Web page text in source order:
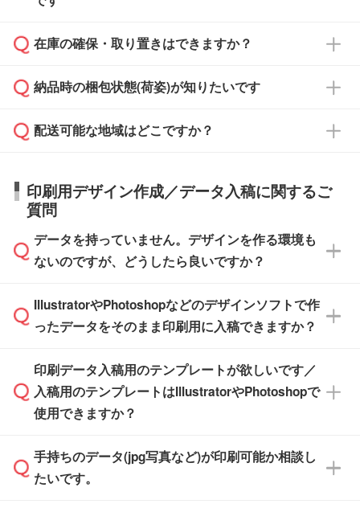
校や幼稚園・保育園であれば、同様の条件でご
ご希望の際は担当スタッフまでお気軽にご相談
ください。
たは注文フォームの『ご注文に関する備考欄』
ご入金、イメージ画像の校了から約2週間～2
ご入金確認後、1～2営業日で出荷いたしま
タッフまでお問い合わせください。
ル」に注文予定日をご入力いただくと、おおよ
その締切日や出荷目安をご確認いただけます。
品が決まりましたらお早めのご発注をお願いい
たします。
※土日祝日を除く営業日換算です。
※沖縄・離島は追加日数がかかります。
ご希望の納期がある場合は、お問い合わせ・お
い。
応が可能かご案内いたします。
す。>>対象商品はこちら
※最短出荷日は商品によって異なります。各商
品ページにてご確認ください
在庫の確保・取り置きはできますか？
ご入金確認後に在庫を確保し、注文確定のご連
はできかねますので予めご了承ください。
納品時の梱包状態(荷姿)が知りたいです
商品によって異なります。各ページにある商品
す。(白箱、化粧箱、ブリスターパックなど)
【袋入り】 商品がひとつずつ袋に入っていま
す。(透明袋、デザイン袋など)
【個包装なし】 個包装がされていない状態で
※化粧箱から白箱への入れ替えや、オリジナル
箱の作成は原則承っておりません。
配送可能な地域はどこですか？
日本全国へお届けが可能です。なお、海外への
直接納品は行っておりませんので予めご了承く
ださい。
印刷用デザイン作成／データ入稿に関するご
質問
データを持っていません。デザインを作る環境も
ないのですが、どうしたら良いですか？
無料の「デザインシミュレーター」を使えば、
PCやスマホから簡単にデザインを作成できま
ザインソフトがなくても安心です。
また、「データ作成サービス
せいただければ、弊社にて無料でデザインデー
タを1点作成いたします。
IllustratorやPhotoshopなどのデザインソフトで作
ったデータをそのまま印刷用に入稿できますか？
IllustratorやPhotoshop、CLIP STUDIOなどのデ
ザインソフトでこだわりのデザインを作成した
い方は、完全データ入稿
積・ご注文フォームにアップロードしてご入稿
ください。
印刷データ入稿用のテンプレートが欲しいです／
入稿用のテンプレートはIllustratorやPhotoshopで
使用できますか？
一部商品は入稿用テンプレートのご用意があり
ます。各商品ページの『印刷方法・テンプレー
手持ちのデータ(jpg写真など)が印刷可能か相談し
たいです。